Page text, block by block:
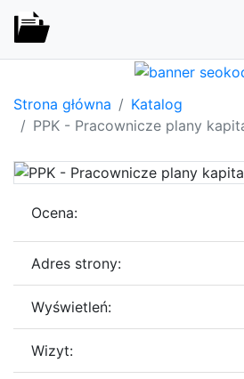
Strona główna
Katalog
PPK - Pracownicze plany
Ocena:
Adres strony:
Wyświetleń:
Wizyt: